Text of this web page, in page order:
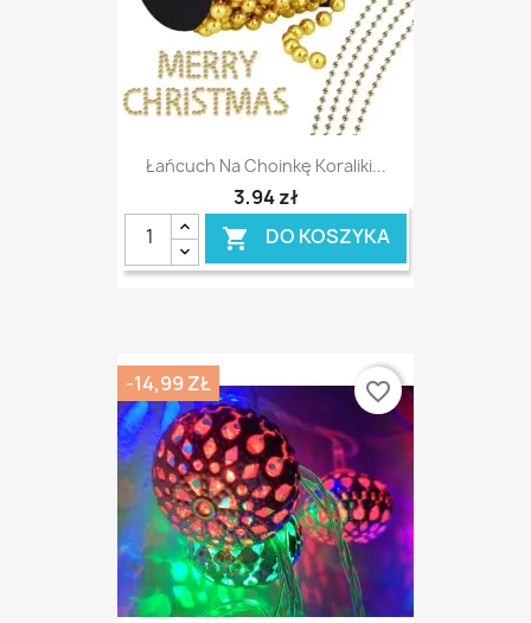
Łańcuch Na Choinkę Koraliki...
3,94 zł
 DO KOSZYKA
-14,99 ZŁ favorite_border